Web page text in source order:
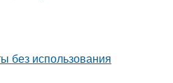
без использования